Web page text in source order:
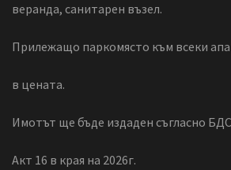
веранда, санитарен възел.
Прилежащо паркомясто към всеки
в цената.
Имотът ще бъде издаден съгласно
Акт 16 в края на 2026г.